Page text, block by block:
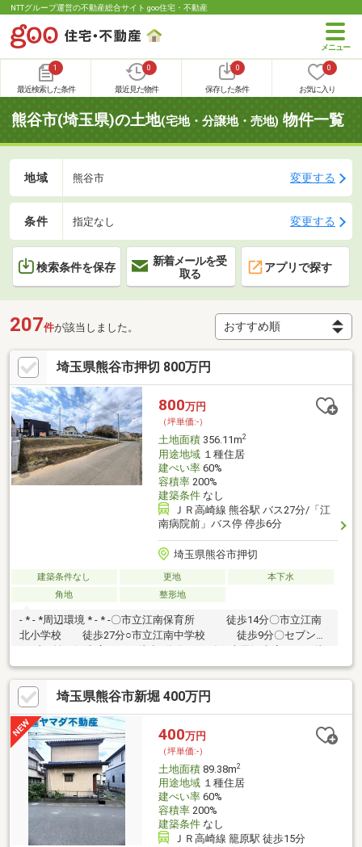
NTTグループ運営の不動産総合サイト goo住宅・不動産
1
最近検索した条件
0
最近見た物件
0
保存した条件
0
お気に入り
熊谷市(埼玉県)の土地(宅地・分譲地・売地) 物件一覧
地域 熊谷市 変更する
条件 指定なし 変更する
検索条件を保存
新着メールを受
取る
アプリで探す
207件が該当しました。
埼玉県熊谷市押切 800万円
800万円
（坪単価:-）
土地面積356.11m2
用途地域１種住居
建ぺい率60%
容積率200%
建築条件なし
ＪＲ高崎線 熊谷駅 バス27分/「江
南病院前」バス停 停歩6分
埼玉県熊谷市押切
建築条件なし 更地
本下水
角地
整形地
- * - *周辺環境 * - * -〇市立江南保育所 徒歩14分〇市立江南
北小学校 徒歩27分○市立江南中学校 徒歩9分〇セブンイ
レブン 埼玉江南店 徒歩6分〇いなげや 大里江南店 徒
歩8分〇トライアル 江南店 徒歩6分〇松本医院 徒歩17
分- * - *POINT * - *■土地100坪超で、夢のガレージやドッグランを
叶えられます♪□リーズナブルな「とくとくバリュー」から高性能
な「Fシリーズプラス」まで幅広いラインナップが自慢■自由設計
も、規格型セミオーダーも対応可能□県北最大規模！注文住宅打
合せ専用のショールームをご用意
埼玉県熊谷市新堀 400万円
400万円
（坪単価:-）
土地面積89.38m2
用途地域１種住居
建ぺい率60%
容積率200%
建築条件なし
ＪＲ高崎線 籠原駅 徒歩15分